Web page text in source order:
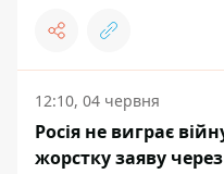
12:10, 04 червня
Росія не виграє
жорстку заяву через